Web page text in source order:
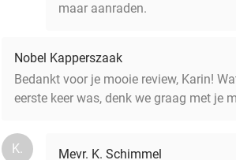
maar aanraden.
Nobel Kapperszaak
Bedankt voor je mooie review, Karin!
eerste keer was, denk we graag met je
K. Mevr. K. Schimmel